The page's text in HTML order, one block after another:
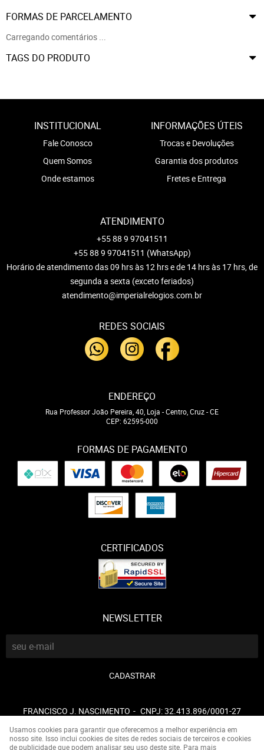
FORMAS DE PARCELAMENTO
Carregando comentários ...
TAGS DO PRODUTO
INSTITUCIONAL
Fale Conosco
Quem Somos
Onde estamos
INFORMAÇÕES ÚTEIS
Trocas e Devoluções
Garantia dos produtos
Fretes e Entrega
ATENDIMENTO
+55 88 9 97041511
+55 88 9 97041511 (WhatsApp)
Horário de atendimento das 09 hrs às 12 hrs e de 14 hrs às 17 hrs, de
segunda a sexta (exceto feriados)
atendimento@imperialrelogios.com.br
REDES SOCIAIS
ENDEREÇO
Rua Professor João Pereira, 40, Loja -Centro, Cruz-CE
CEP: 62595-000
FORMAS DE PAGAMENTO
CERTIFICADOS
NEWSLETTER
CADASTRAR
FRANCISCO J. NASCIMENTO CNPJ: 32.413.896/0001-27
Usamos cookies para garantir que oferecemos a melhor experiência em
nosso site. Isso inclui cookies de sites de redes sociais de terceiros e cookies
de publicidade que podem analisar seu uso deste site. Para mais